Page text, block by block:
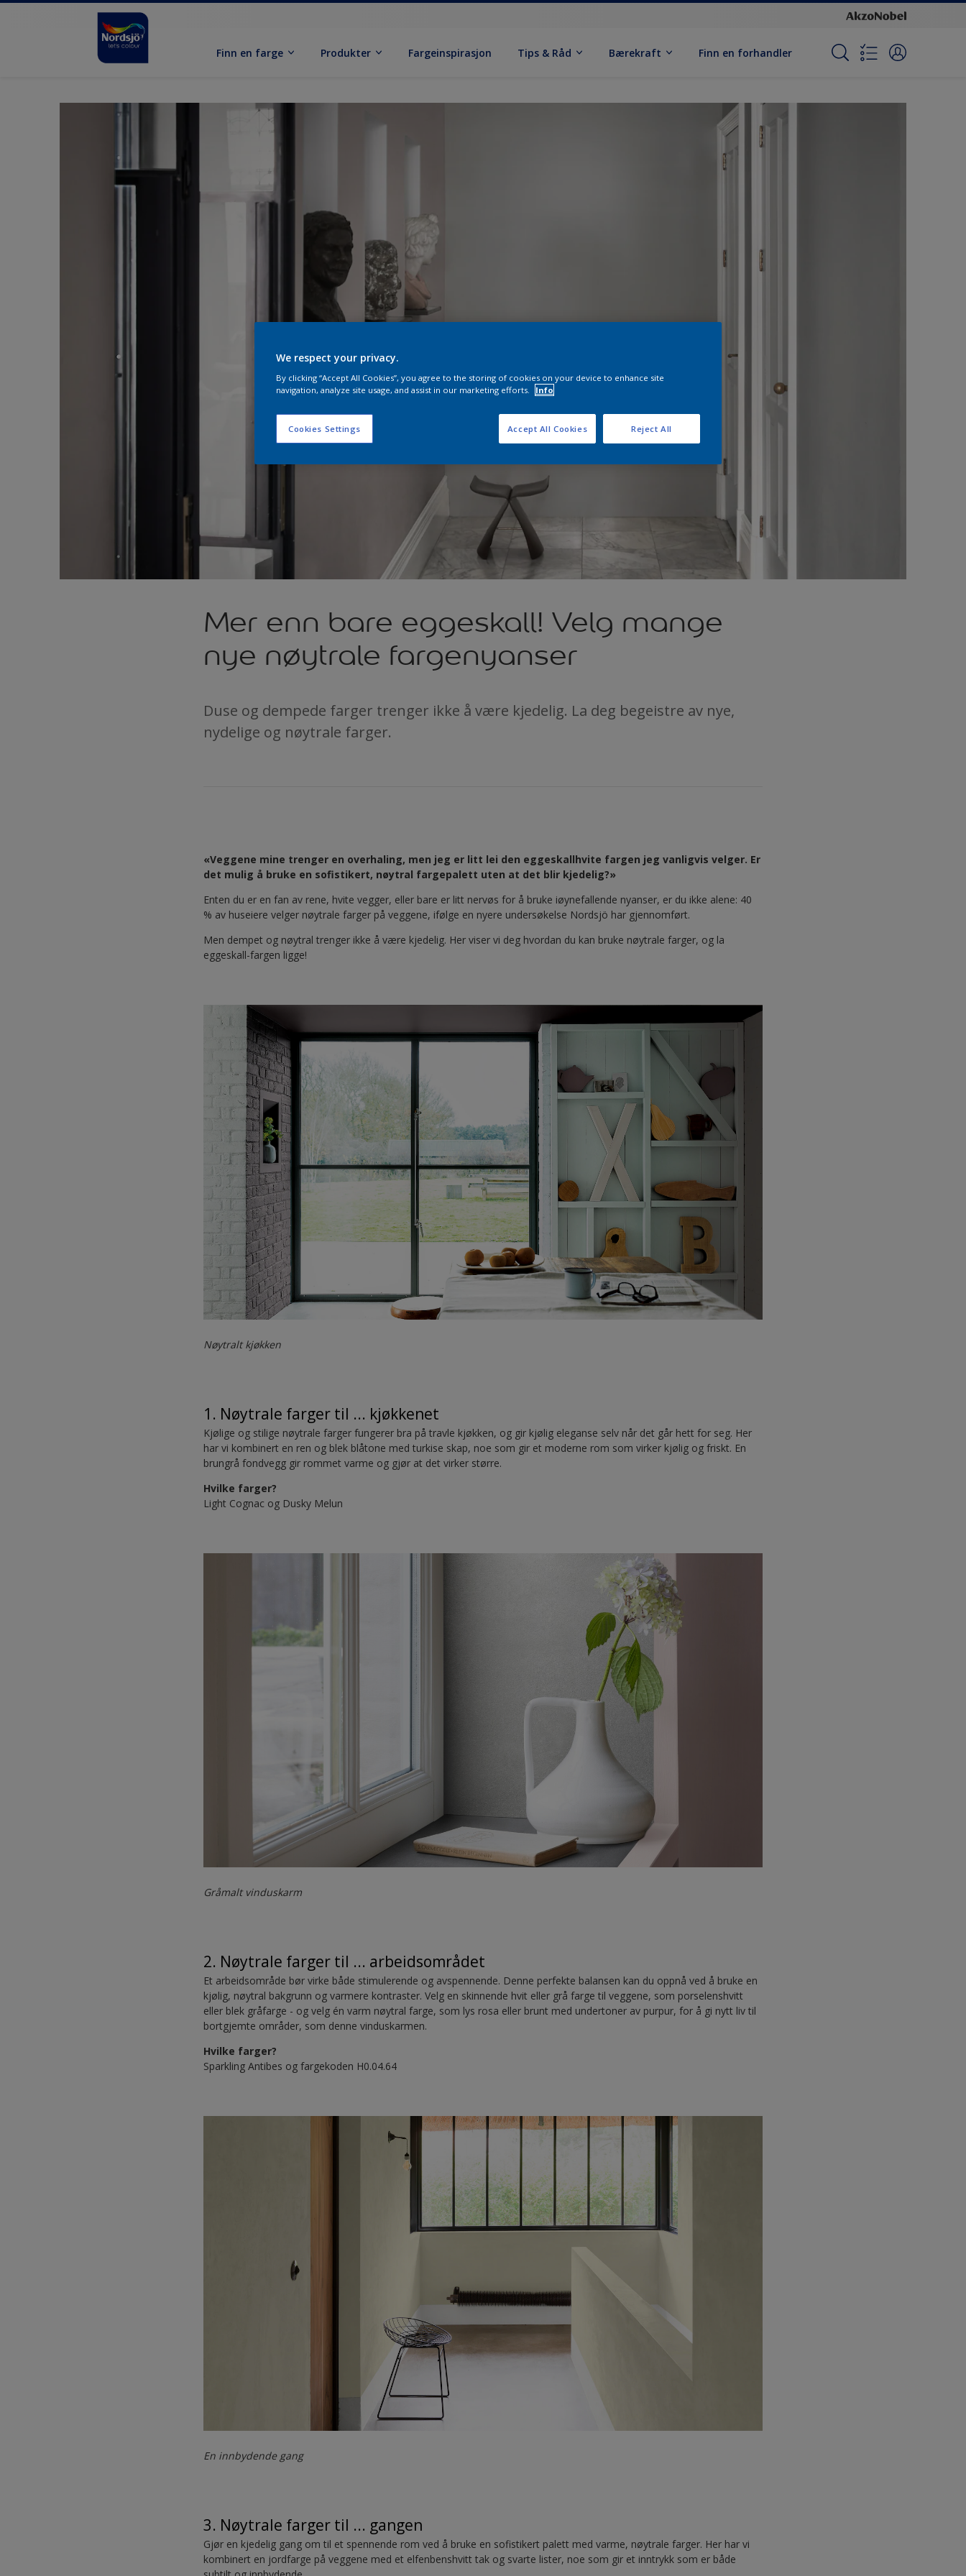
Finn en farge Produkter Fargeinspirasjon Tips & Råd Bærekraft Finn en forhandler
Mer enn bare eggeskall! Velg mange
nye nøytrale fargenyanser
Duse og dempede farger trenger ikke å være kjedelig. La deg begeistre av nye,
nydelige og nøytrale farger.
«Veggene mine trenger en overhaling, men jeg er litt lei den eggeskallhvite fargen jeg vanligvis velger. Er
det mulig å bruke en sofistikert, nøytral fargepalett uten at det blir kjedelig?»
Enten du er en fan av rene, hvite vegger, eller bare er litt nervøs for å bruke iøynefallende nyanser, er du ikke alene: 40
% av huseiere velger nøytrale farger på veggene, ifølge en nyere undersøkelse Nordsjö har gjennomført.
Men dempet og nøytral trenger ikke å være kjedelig. Her viser vi deg hvordan du kan bruke nøytrale farger, og la
eggeskall-fargen ligge!
Nøytralt kjøkken
1. Nøytrale farger til ... kjøkkenet
Kjølige og stilige nøytrale farger fungerer bra på travle kjøkken, og gir kjølig eleganse selv når det går hett for seg. Her
har vi kombinert en ren og blek blåtone med turkise skap, noe som gir et moderne rom som virker kjølig og friskt. En
brungrå fondvegg gir rommet varme og gjør at det virker større.
Hvilke farger?
Light Cognac og Dusky Melun
Gråmalt vinduskarm
2. Nøytrale farger til ... arbeidsområdet
Et arbeidsområde bør virke både stimulerende og avspennende. Denne perfekte balansen kan du oppnå ved å bruke en
kjølig, nøytral bakgrunn og varmere kontraster. Velg en skinnende hvit eller grå farge til veggene, som porselenshvitt
eller blek gråfarge - og velg én varm nøytral farge, som lys rosa eller brunt med undertoner av purpur, for å gi nytt liv til
bortgjemte områder, som denne vinduskarmen.
Hvilke farger?
Sparkling Antibes og fargekoden H0.04.64
En innbydende gang
3. Nøytrale farger til ... gangen
Gjør en kjedelig gang om til et spennende rom ved å bruke en sofistikert palett med varme, nøytrale farger. Her har vi
kombinert en jordfarge på veggene med et elfenbenshvitt tak og svarte lister, noe som gir et inntrykk som er både
We respect your privacy.
By clicking “Accept All Cookies”, you agree to the storing of cookies on your device to enhance site
navigation, analyze site usage, and assist in our marketing efforts.
Info
Cookies Settings Reject All
Accept All Cookies